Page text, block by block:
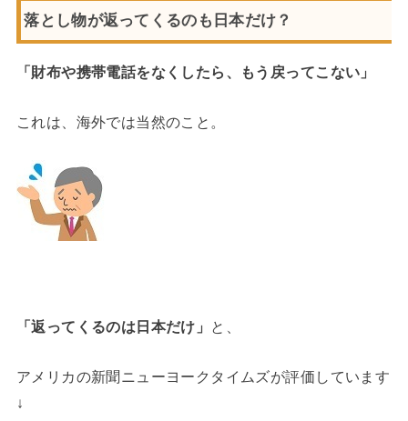
落とし物が返ってくるのも日本だけ？
「財布や携帯電話をなくしたら、もう戻ってこない」
これは、海外では当然のこと。
「返ってくるのは日本だけ」 と、
アメリカの新聞ニューヨークタイムズが評価しています
↓